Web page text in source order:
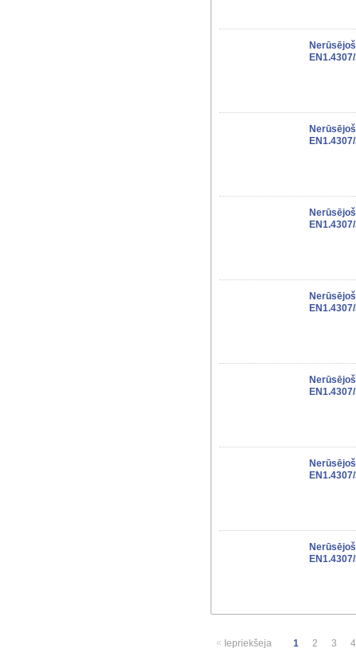
« Iepriekšeja 1 2 3 4